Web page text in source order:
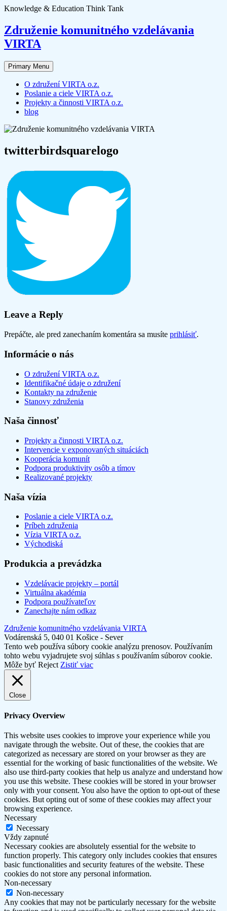
Skip
content
Knowledge & Education Think Tank
Združenie komunitného vzdelávania
VIRTA
Primary Menu
O združení VIRTA o.z.
Poslanie a ciele VIRTA o.z.
Projekty a činnosti VIRTA o.z.
blog
twitterbirdsquarelogo
Leave a Reply
Prepáčte, ale pred zanechaním komentára sa musíte prihlásiť.
Informácie o nás
O združení VIRTA o.z.
Identifikačné údaje o združení
Kontakty na združenie
Stanovy združenia
Naša činnosť
Projekty a činnosti VIRTA o.z.
Intervencie v exponovaných situáciách
Kooperácia komunít
Podpora produktivity osôb a tímov
Realizované projekty
Naša vízia
Poslanie a ciele VIRTA o.z.
Príbeh združenia
Vízia VIRTA o.z.
Východiská
Produkcia a prevádzka
Vzdelávacie projekty – portál
Virtuálna akadémia
Podpora používateľov
Zanechajte nám odkaz
Združenie komunitného vzdelávania VIRTA
Vodárenská 5, 040 01 Košice - Sever
Tento web používa súbory cookie analýzu prenosov. Používaním
tohto webu vyjadrujete svoj súhlas s používaním súborov cookie.
Môže byť Reject Zistiť viac
Close
Privacy Overview
This website uses cookies to improve your experience while you
navigate through the website. Out of these, the cookies that are
categorized as necessary are stored on your browser as they are
essential for the working of basic functionalities of the website. We
also use third-party cookies that help us analyze and understand how
you use this website. These cookies will be stored in your browser
only with your consent. You also have the option to opt-out of these
cookies. But opting out of some of these cookies may affect your
browsing experience.
Necessary
Necessary
Vždy zapnuté
Necessary cookies are absolutely essential for the website to
function properly. This category only includes cookies that ensures
basic functionalities and security features of the website. These
cookies do not store any personal information.
Non-necessary
Non-necessary
Any cookies that may not be particularly necessary for the website